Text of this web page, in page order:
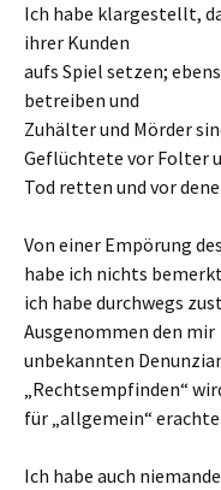
Ich habe klargestellt,
ihrer Kunden
aufs Spiel setzen;
betreiben und
Zuhälter und Mörder
Geflüchtete vor Folter
Tod retten und vor
Von einer Empörung
habe ich nichts
ich habe durchwegs
Ausgenommen den mir
unbekannten
„Rechtsempfinden“
für „allgemein“
Ich habe auch